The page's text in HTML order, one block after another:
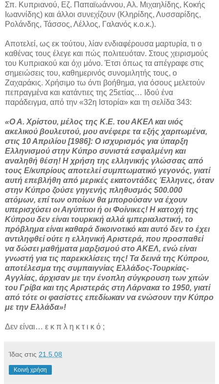
Σπ. Κυπριανού, Εζ. Παπαϊωάννου, Αλ. Μιχαηλίδης, Κοκής
Ιωαννίδης) και άλλοι συνεχίζουν (Κληρίδης, Λυσσαρίδης,
Ρολάνδης, Τάσσος, Λέλλος, Γαλανός κ.ο.κ.).
Αποτελεί, ως εκ τούτου, λίαν ενδιαφέρουσα μαρτυρία, τι ο
καθένας τους έλεγε και πώς πολιτευόταν. Στους χειρισμούς
του Κυπριακού και όχι μόνο. Έτσι όπως τα απέγραφε στις
σημειώσεις του, καθημερινός συνομιλητής τους, ο
Ζαχαράκις. Χρήσιμο τω όντι βοήθημα, για όσους μελετούν
πεπραγμένα και κατάντιες της 25ετίας… Ιδού ένα
παράδειγμα, από την «32η Ιστορία» και τη σελίδα 343:
«Ο Α. Χρίστου, μέλος της Κ.Ε. του ΑΚΕΛ και υιός
ακελικού βουλευτού, μου ανέφερε τα εξής χαριτωμένα,
στις 10 Απριλίου [1986]: Ο ισχυρισμός για ύπαρξη
Ελληνισμού στην Κύπρο συνιστά εσφαλμένη και
αναληθή θέση! Η χρήση της ελληνικής γλώσσας από
τους Ε/κυπρίους αποτελεί συμπτωματικό γεγονός, γιατί
αυτή επεβλήθη από μερικές εκατοντάδες Έλληνες, όταν
στην Κύπρο ζούσε γηγενής πληθυσμός 500.000
ατόμων, επί των οποίων θα μπορούσαν να έχουν
υπερισχύσει οι Αιγύπτιοι ή οι Φοίνικες! Η κατοχή της
Κύπρου δεν είναι τουρκική αλλά ιμπεριαλιστική, το
πρόβλημα είναι καθαρά δικοινοτικό και αυτό δεν το έχει
αντιληφθεί ούτε η ελληνική Αριστερά, που προσπαθεί
να δώσει μαθήματα μαρξισμού στο ΑΚΕΛ, ενώ είναι
γνωστή για τις παρεκκλίσεις της! Τα δεινά της Κύπρου,
αποτέλεσμα της συμπαιγνίας Ελλάδος-Τουρκίας-
Αγγλίας, άρχισαν με την ένοπλη σύγκρουση των χιτών
του Γρίβα και της Αριστεράς στη Λάρνακα το 1950, γιατί
από τότε οι φασίστες επεδίωκαν να ενώσουν την Κύπρο
με την Ελλάδα»!
Δεν είναι… ε κ π λ η κ τ ι κ ό ;
Ίδας στις 21.5.08
Κοινή χρήση